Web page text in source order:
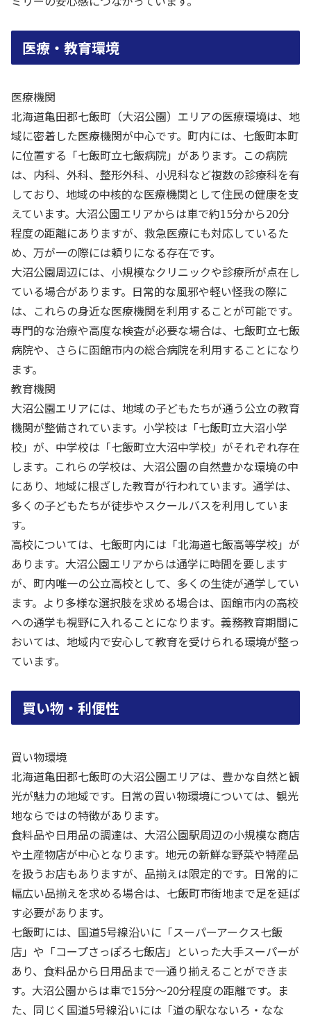
医療・教育環境
医療機関
北海道亀田郡七飯町（大沼公園）エリアの医療環境は、地
域に密着した医療機関が中心です。町内には、七飯町本町
に位置する「七飯町立七飯病院」があります。この病院
は、内科、外科、整形外科、小児科など複数の診療科を有
しており、地域の中核的な医療機関として住民の健康を支
えています。大沼公園エリアからは車で約15分から20分
程度の距離にありますが、救急医療にも対応しているた
め、万が一の際には頼りになる存在です。
大沼公園周辺には、小規模なクリニックや診療所が点在し
ている場合があります。日常的な風邪や軽い怪我の際に
は、これらの身近な医療機関を利用することが可能です。
専門的な治療や高度な検査が必要な場合は、七飯町立七飯
病院や、さらに函館市内の総合病院を利用することになり
ます。
教育機関
大沼公園エリアには、地域の子どもたちが通う公立の教育
機関が整備されています。小学校は「七飯町立大沼小学
校」が、中学校は「七飯町立大沼中学校」がそれぞれ存在
します。これらの学校は、大沼公園の自然豊かな環境の中
にあり、地域に根ざした教育が行われています。通学は、
多くの子どもたちが徒歩やスクールバスを利用していま
す。
高校については、七飯町内には「北海道七飯高等学校」が
あります。大沼公園エリアからは通学に時間を要します
が、町内唯一の公立高校として、多くの生徒が通学してい
ます。より多様な選択肢を求める場合は、函館市内の高校
への通学も視野に入れることになります。義務教育期間に
おいては、地域内で安心して教育を受けられる環境が整っ
ています。
買い物・利便性
買い物環境
北海道亀田郡七飯町の大沼公園エリアは、豊かな自然と観
光が魅力の地域です。日常の買い物環境については、観光
地ならではの特徴があります。
食料品や日用品の調達は、大沼公園駅周辺の小規模な商店
や土産物店が中心となります。地元の新鮮な野菜や特産品
を扱うお店もありますが、品揃えは限定的です。日常的に
幅広い品揃えを求める場合は、七飯町市街地まで足を延ば
す必要があります。
七飯町には、国道5号線沿いに「スーパーアークス七飯
店」や「コープさっぽろ七飯店」といった大手スーパーが
あり、食料品から日用品まで一通り揃えることができま
す。大沼公園からは車で15分〜20分程度の距離です。ま
た、同じく国道5号線沿いには「道の駅なないろ・なな